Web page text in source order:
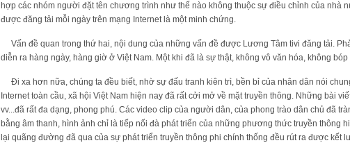
hợp các nhóm người đặt tên chương trình như thế nào không thuộc sự điều chỉnh của nhà
được đăng tải mỗi ngày trên mạng Internet là một minh chứng.
Vấn đề quan trong thứ hai, nội dung của những vấn đề được Lương Tâm tivi đăng tải.
diễn ra hàng ngày, hàng giờ ở Việt Nam. Một khi đã là sự thật, không vô văn hóa, không
Đi xa hơn nữa, chúng ta đều biết, nhờ sự đấu tranh kiên trì, bền bỉ của nhân dân nói
Internet toàn cầu, xã hội Việt Nam hiện nay đã rất cởi mở về mặt truyền thông. Những bài
vv...đã rất đa dạng, phong phú. Các video clip của người dân, của phong trào dân chủ đã
bằng âm thanh, hình ảnh chỉ là tiếp nối đà phát triển của những phương thức truyền thông
lại quãng đường đã qua của sự phát triển truyền thông phi chính thống đều rút ra được kết